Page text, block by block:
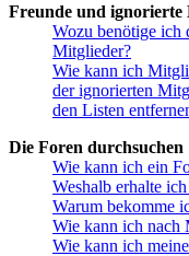
Freunde und ignorierte
Wozu benötige ich
Mitglieder?
Wie kann ich
der ignorierten
den Listen
Die Foren durchsuchen
Wie kann ich ein
Weshalb erhalte
Warum bekomme
Wie kann ich nach
Wie kann ich